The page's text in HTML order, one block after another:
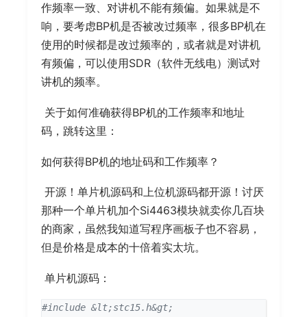
作频率一致、对讲机不能有频偏。如果就是不
响，要考虑BP机是否被改过频率，很多BP机在
使用的时候都是改过频率的，或者就是对讲机
有频偏，可以使用SDR（软件无线电）测试对
讲机的频率。
​ 关于如何准确获得BP机的工作频率和地址
码，跳转这里：
如何获得BP机的地址码和工作频率？
​ 开源！单片机源码和上位机源码都开源！讨厌
那种一个单片机加个Si4463模块就卖你几百块
的商家，虽然我知道写程序画板子也不容易，
但是价格是成本的十倍着实太坑。
​ 单片机源码：
#include &lt;stc15.h&gt;